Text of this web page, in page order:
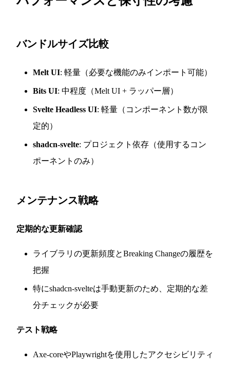
バンドルサイズ比較
Melt UI: 軽量（必要な機能のみインポート可能）
Bits UI: 中程度（Melt UI + ラッパー層）
Svelte Headless UI: 軽量（コンポーネント数が限
定的）
shadcn-svelte: プロジェクト依存（使用するコン
ポーネントのみ）
メンテナンス戦略
定期的な更新確認
ライブラリの更新頻度とBreaking Changeの履歴を
把握
特にshadcn-svelteは手動更新のため、定期的な差
分チェックが必要
テスト戦略
Axe-coreやPlaywrightを使用したアクセシビリティ